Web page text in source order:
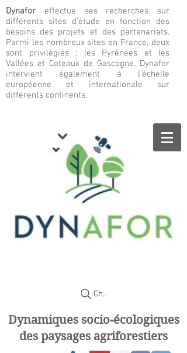
Dynafor effectue ses recherches sur
différents sites d’étude en fonction des
besoins des projets et des partenariats.
Parmi les nombreux sites en France, deux
sont privilégiés : les Pyrénées et les
Vallées et Coteaux de Gascogne. Dynafor
intervient également à l’échelle
européenne et internationale sur
différents continents.
Chercher
Dynamiques socio-écologiques
des paysages agriforestiers